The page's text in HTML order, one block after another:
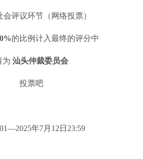
会评议环节（网络投票）
的比例计入最终的评分中
为 汕头仲裁委员会
投票吧
年7月12日23:59